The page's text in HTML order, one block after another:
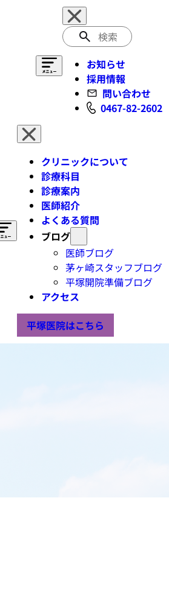
検
索
お知らせ
採用情報
問い合わせ
0467-82-2602
クリニックについて
診療科目
診療案内
医師紹介
よくある質問
ブログ
医師ブログ
茅ヶ崎スタッフブログ
平塚開院準備ブログ
アクセス
平塚医院はこちら